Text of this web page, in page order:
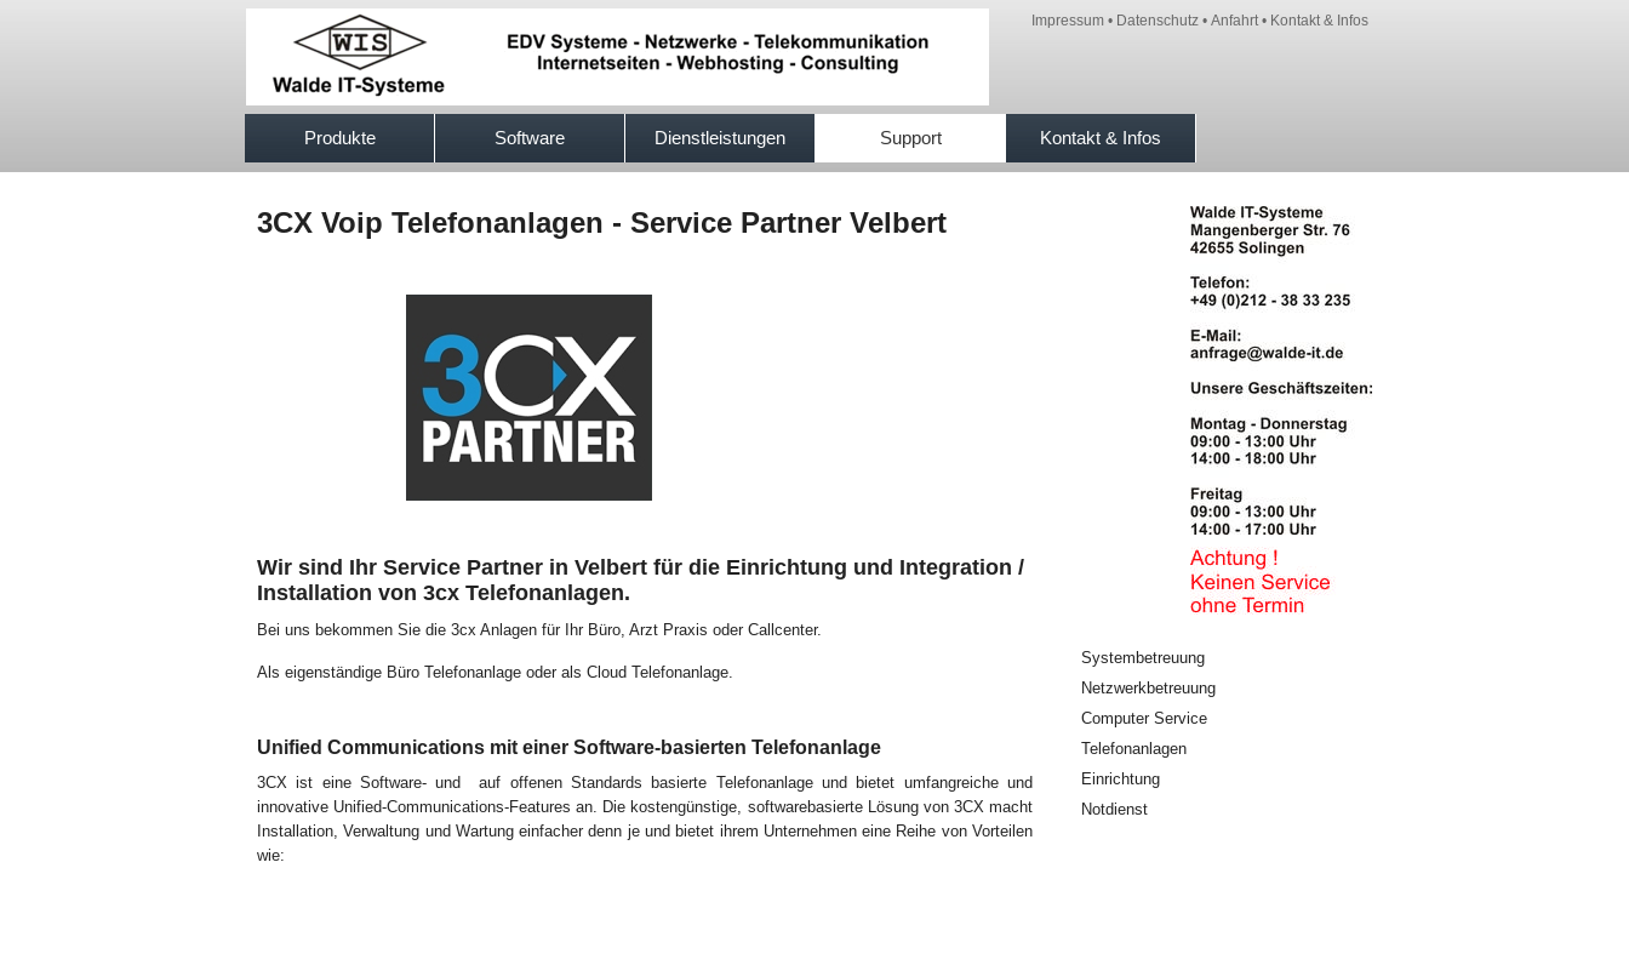
Impressum • Datenschutz • Anfahrt• Kontakt & Infos
Produkte Software Dienstleistungen Support Kontakt & Infos
3CX Voip Telefonanlagen - Service Partner Velbert
Wir sind Ihr Service Partner in Velbert für die Einrichtung und Integration /
Installation von 3cx Telefonanlagen.
Bei uns bekommen Sie die 3cx Anlagen für Ihr Büro, Arzt Praxis oder Callcenter.
Als eigenständige Büro Telefonanlage oder als Cloud Telefonanlage.
Unified Communications mit einer Software-basierten Telefonanlage
3CX ist eine Software- und auf offenen Standards basierte Telefonanlage und bietet umfangreiche und
innovative Unified-Communications-Features an. Die kostengünstige, softwarebasierte Lösung von 3CX macht
Installation, Verwaltung und Wartung einfacher denn je und bietet ihrem Unternehmen eine Reihe von Vorteilen
wie:
Systembetreuung
Netzwerkbetreuung
Computer Service
Telefonanlagen
Einrichtung
Notdienst